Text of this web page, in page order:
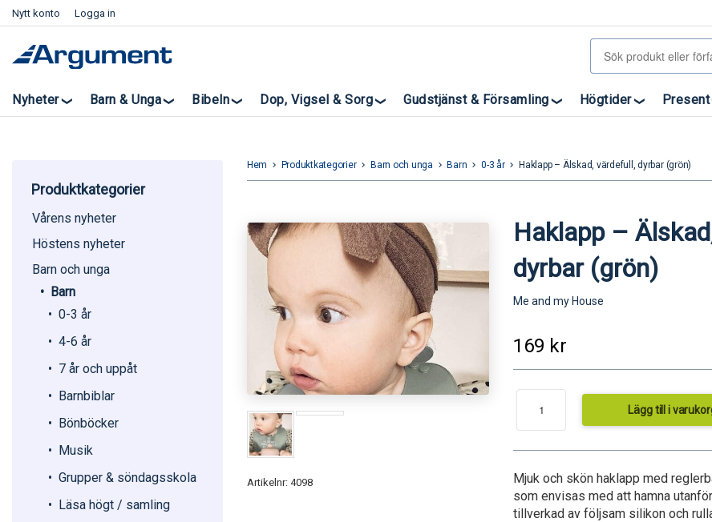
Nytt konto Logga in
Nyheter Barn & Unga Bibeln Dop, Vigsel & Sorg Gudstjänst & Församling Högtider Present
Produktkategorier
Vårens nyheter
Höstens nyheter
Barn och unga
Barn
0-3 år
4-6 år
7 år och uppåt
Barnbiblar
Bönböcker
Musik
Grupper & söndagsskola
Läsa högt / samling
Hem keyboard_arrow_right Produktkategorier keyboard_arrow_right Barn och unga keyboard_arrow_right Barn keyboard_arrow_right 0-3 år keyboard_arrow_right Haklapp – Älskad, värdefull, dyrbar (grön)
Artikelnr: 4098
Haklapp –
dyrbar (grön)
Me and my House
169 kr
Lägg till i
Mjuk och skön haklapp med
som envisas med att hamna
tillverkad av följsam silikon och